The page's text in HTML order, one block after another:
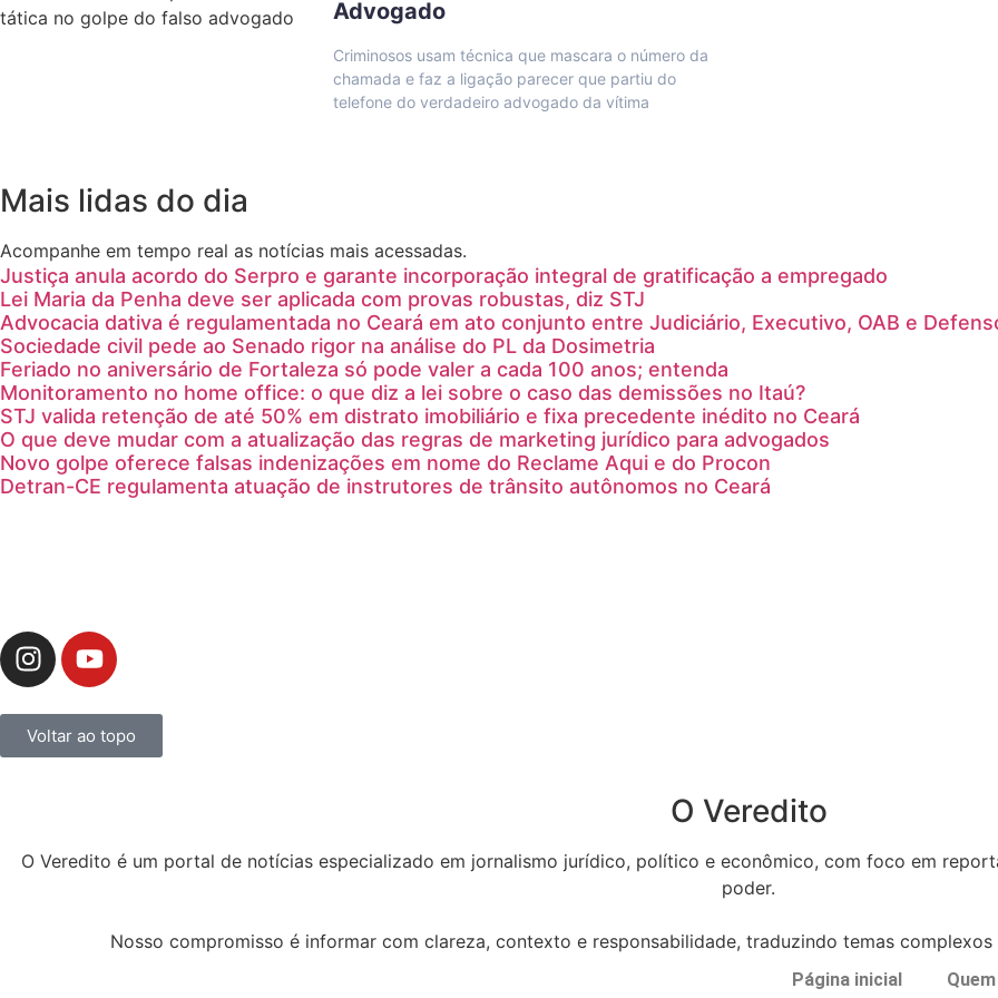
Advogado
Criminosos usam técnica que mascara o número da
chamada e faz a ligação parecer que partiu do
telefone do verdadeiro advogado da vítima
Mais lidas do dia
Acompanhe em tempo real as notícias mais acessadas.
Justiça anula acordo do Serpro e garante incorporação integral de gratificação a empregado
Lei Maria da Penha deve ser aplicada com provas robustas, diz STJ
Advocacia dativa é regulamentada no Ceará em ato conjunto entre Judiciário, Executivo, OAB e
Sociedade civil pede ao Senado rigor na análise do PL da Dosimetria
Feriado no aniversário de Fortaleza só pode valer a cada 100 anos; entenda
Monitoramento no home office: o que diz a lei sobre o caso das demissões no Itaú?
STJ valida retenção de até 50% em distrato imobiliário e fixa precedente inédito no Ceará
O que deve mudar com a atualização das regras de marketing jurídico para advogados
Novo golpe oferece falsas indenizações em nome do Reclame Aqui e do Procon
Detran-CE regulamenta atuação de instrutores de trânsito autônomos no Ceará
Voltar ao topo
O Veredito
O Veredito é um portal de notícias especializado em jornalismo jurídico, político e econômico, com foco em
poder.
Nosso compromisso é informar com clareza, contexto e responsabilidade, traduzindo temas
Página inicial